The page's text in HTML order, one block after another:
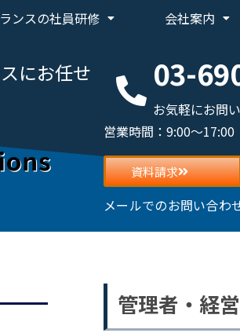
ンスの社員研修 会社案内
にお任せ 03-
お気軽にお問
営業時間：9:00～
資料請求
メールでのお問い合わ
管理者・経